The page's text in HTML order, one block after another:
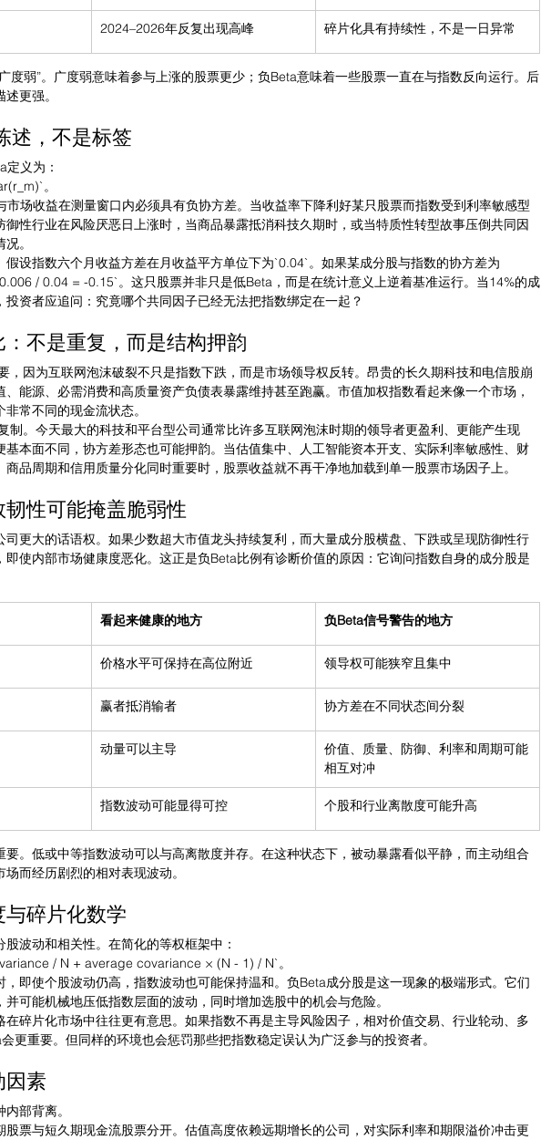
2024–2026年反复出现高峰 碎片化具有持续性，不是一日异常
度弱”。广度弱意味着参与上涨的股票更少；负Beta意味着一些股票一直在与指数反向运行。后
更强。
述，不是标签
义为：
。
市场收益在测量窗口内必须具有负协方差。当收益率下降利好某只股票而指数受到利率敏感型
御性行业在风险厌恶日上涨时，当商品暴露抵消科技久期时，或当特质性转型故事压倒共同因
。
假设指数六个月收益方差在月收益平方单位下为`0.04`。如果某成分股与指数的协方差为
/ 0.04 = -0.15`。这只股票并非只是低Beta，而是在统计意义上逆着基准运行。当14%的成
资者应追问：究竟哪个共同因子已经无法把指数绑定在一起？
不是重复，而是结构押韵
，因为互联网泡沫破裂不只是指数下跌，而是市场领导权反转。昂贵的长久期科技和电信股崩
能源、必需消费和高质量资产负债表暴露维持甚至跑赢。市值加权指数看起来像一个市场，
常不同的现金流状态。
制。今天最大的科技和平台型公司通常比许多互联网泡沫时期的领导者更盈利、更能产生现
基本面不同，协方差形态也可能押韵。当估值集中、人工智能资本开支、实际利率敏感性、财
品周期和信用质量分化同时重要时，股票收益就不再干净地加载到单一股票市场因子上。
性可能掩盖脆弱性
司更大的话语权。如果少数超大市值龙头持续复利，而大量成分股横盘、下跌或呈现防御性行
即使内部市场健康度恶化。这正是负Beta比例有诊断价值的原因：它询问指数自身的成分股是
看起来健康的地方 负Beta信号警告的地方
价格水平可保持在高位附近 领导权可能狭窄且集中
赢者抵消输者 协方差在不同状态间分裂
动量可以主导
价值、质量、防御、利率和周期可能
相互对冲
指数波动可能显得可控 个股和行业离散度可能升高
要。低或中等指数波动可以与高离散度并存。在这种状态下，被动暴露看似平静，而主动组合
而经历剧烈的相对表现波动。
碎片化数学
波动和相关性。在简化的等权框架中：
/ N + average covariance × (N - 1) / N`。
，即使个股波动仍高，指数波动也可能保持温和。负Beta成分股是这一现象的极端形式。它们
可能机械地压低指数层面的波动，同时增加选股中的机会与危险。
在碎片化市场中往往更有意思。如果指数不再是主导风险因子，相对价值交易、行业轮动、多
更重要。但同样的环境也会惩罚那些把指数稳定误认为广泛参与的投资者。
因素
部背离。
股票与短久期现金流股票分开。估值高度依赖远期增长的公司，对实际利率和期限溢价冲击更